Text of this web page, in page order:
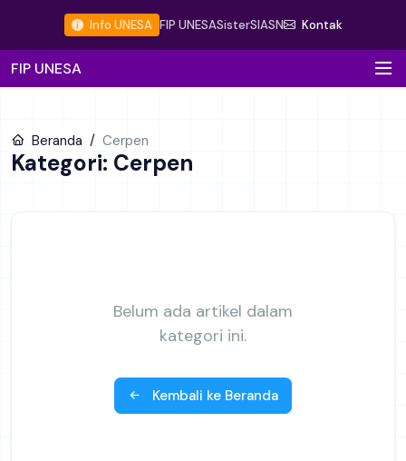
Info UNESA FIP UNESASisterSIASN Kontak
FIP UNESA
Beranda Cerpen
Kategori: Cerpen
Belum ada artikel dalam
kategori ini.
Kembali ke Beranda